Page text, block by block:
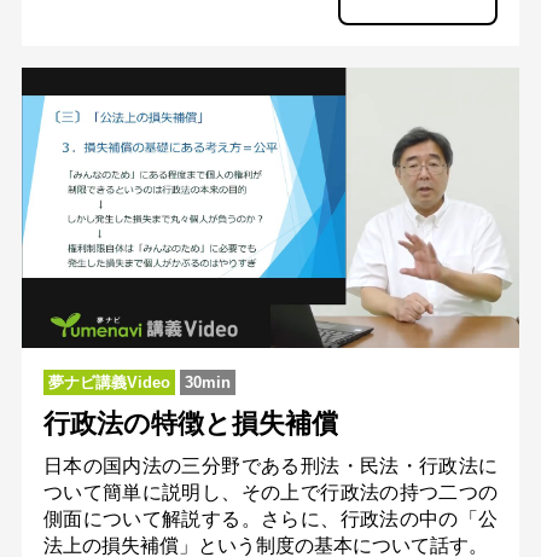
夢ナビ講義Video 30min
行政法の特徴と損失補償
日本の国内法の三分野である刑法・民法・行政法に
ついて簡単に説明し、その上で行政法の持つ二つの
側面について解説する。さらに、行政法の中の「公
法上の損失補償」という制度の基本について話す。